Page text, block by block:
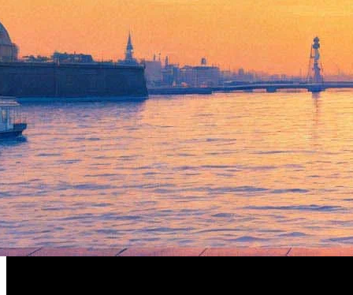
Кинокомпания Warner Bros. Pictures опубликовала в Youtibe
ролик фильма "Фантастические звери и места их обитания", в
некотором роде являющегося приквелом к фильмам о Гарри
Поттере.